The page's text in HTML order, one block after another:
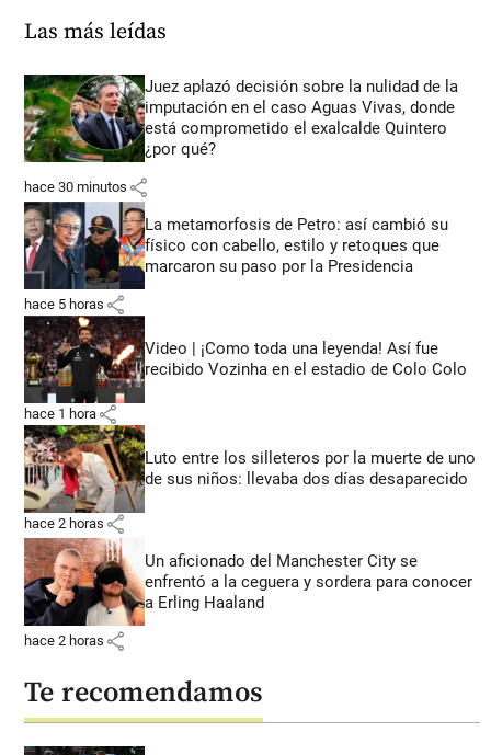
Las más leídas
Juez aplazó decisión sobre la nulidad de la
imputación en el caso Aguas Vivas, donde
está comprometido el exalcalde Quintero
¿por qué?
hace 30 minutos share
La metamorfosis de Petro: así cambió su
físico con cabello, estilo y retoques que
marcaron su paso por la Presidencia
hace 5 horas share
Video | ¡Como toda una leyenda! Así fue
recibido Vozinha en el estadio de Colo Colo
hace 1 hora share
Luto entre los silleteros por la muerte de uno
de sus niños: llevaba dos días desaparecido
hace 2 horas share
Un aficionado del Manchester City se
enfrentó a la ceguera y sordera para conocer
a Erling Haaland
hace 2 horas share
Te recomendamos